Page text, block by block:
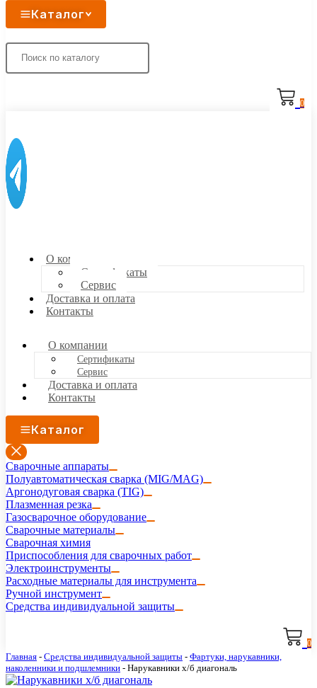
Каталог
0
О компании
Сертификаты
Сервис
Доставка и оплата
Контакты
О компании
Сертификаты
Сервис
Доставка и оплата
Контакты
Каталог
Сварочные аппараты
Полуавтоматическая сварка (MIG/MAG)
Аргонодуговая сварка (TIG)
Плазменная резка
Газосварочное оборудование
Сварочные материалы
Сварочная химия
Приспособления для сварочных работ
Электроинструменты
Расходные материалы для инструмента
Ручной инструмент
Средства индивидуальной защиты
0
Главная - Средства индивидуальной защиты - Фартуки, нарукавники,
наколенники и подшлемники - Нарукавники х/б диагональ